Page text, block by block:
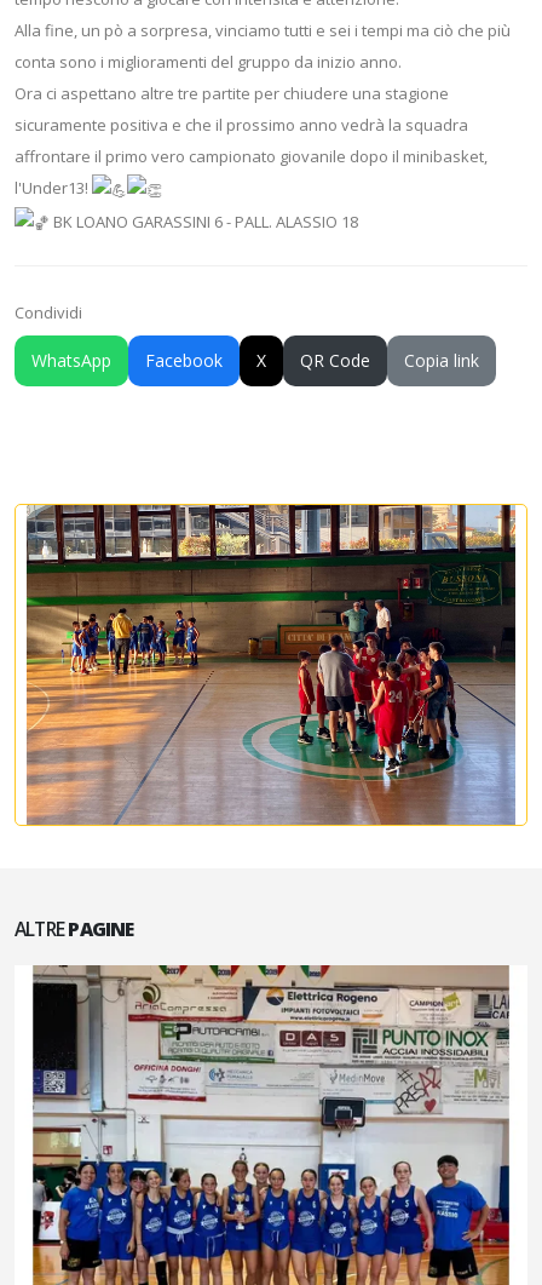
Alla fine, un pò a sorpresa, vinciamo tutti e sei i tempi ma ciò che più
conta sono i miglioramenti del gruppo da inizio anno.
Ora ci aspettano altre tre partite per chiudere una stagione
sicuramente positiva e che il prossimo anno vedrà la squadra
affrontare il primo vero campionato giovanile dopo il minibasket,
l'Under13!
BK LOANO GARASSINI 6 - PALL. ALASSIO 18
Condividi
WhatsApp Facebook X QR Code Copia link
ALTREPAGINE